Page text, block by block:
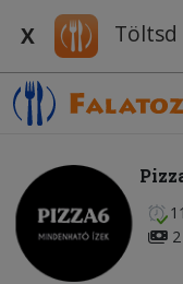
X
2